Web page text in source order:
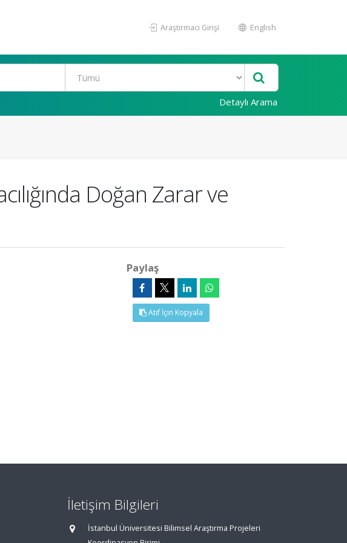
Araştırmacı Girişi English
Detaylı Arama
Doğan Zarar ve
Paylaş
Atıf İçin Kopyala
İletişim Bilgileri
İstanbul Üniversitesi Bilimsel Araştırma Projeleri